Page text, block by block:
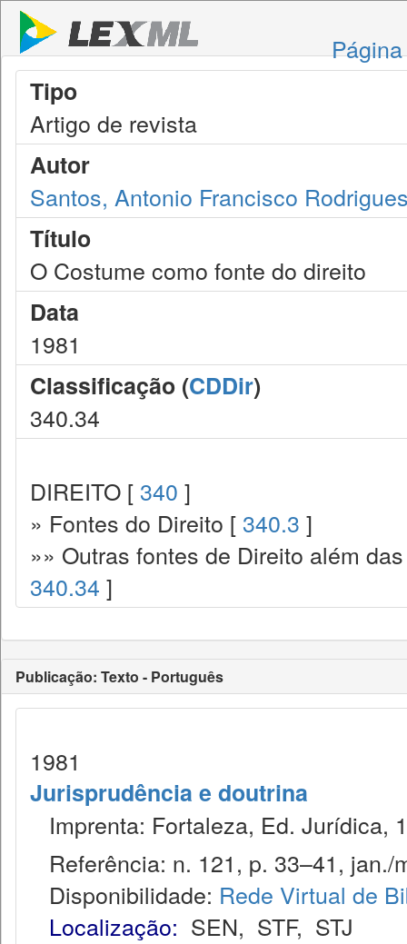
Tipo
Artigo de revista
Autor
Santos, Antonio Francisco
Título
O Costume como fonte do direito
Data
1981
Classificação (CDDir)
340.34
DIREITO [ 340 ]
» Fontes do Direito [ 340.3 ]
»» Outras fontes de Direito além
340.34 ]
Publicação: Texto - Português
1981
Jurisprudência e doutrina
Imprenta: Fortaleza, Ed. Jurídica,
Referência: n. 121, p. 33–41, jan./
Disponibilidade: Rede Virtual de
Localização: SEN, STF, STJ